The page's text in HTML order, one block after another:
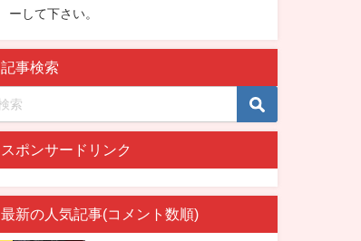
ーして下さい。
記事検索
スポンサードリンク
最新の人気記事(コメント数順)